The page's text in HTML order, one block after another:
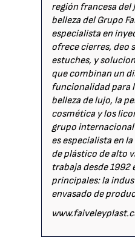
región francesa del
belleza del Grupo
especialista en
ofrece cierres, deo
estuches, y
que combinan un
funcionalidad para
belleza de lujo, la
cosmética y los
grupo
es especialista en
de plástico de alto
trabaja desde 1992
principales: la
envasado de